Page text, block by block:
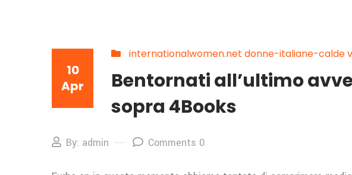
10
Apr
internationalwomen.net donne-italiane-calde
Bentornati all’ultimo
sopra 4Books
By: admin Comments 0